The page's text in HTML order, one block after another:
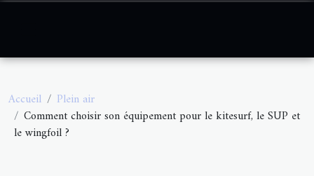
Accueil
Plein air
Comment choisir son équipement pour le kitesurf, le SUP et
le wingfoil ?